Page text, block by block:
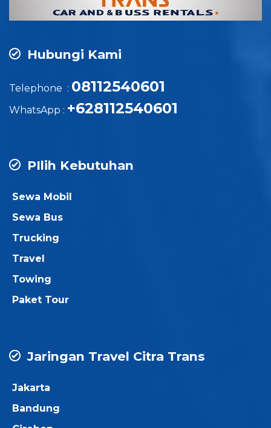
Hubungi Kami
Telephone : 08112540601
WhatsApp : +628112540601
PIlih Kebutuhan
Sewa Mobil
Sewa Bus
Trucking
Travel
Towing
Paket Tour
Jaringan Travel Citra Trans
Jakarta
Bandung